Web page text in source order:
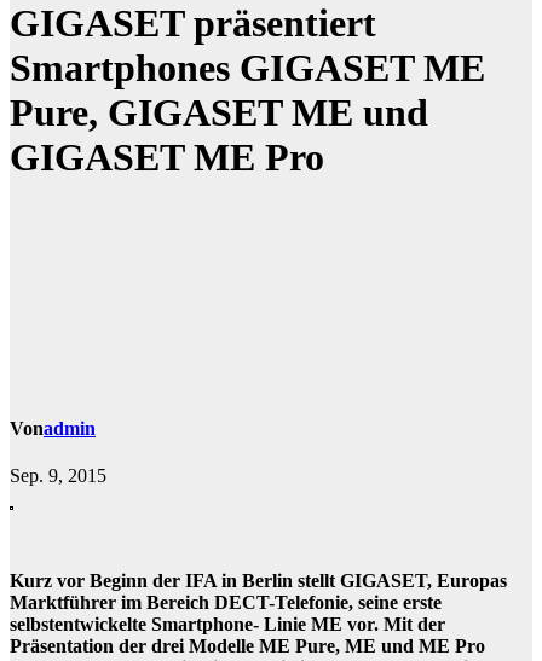
GIGASET präsentiert
Smartphones GIGASET ME
Pure, GIGASET ME und
GIGASET ME Pro
Vonadmin
Sep. 9, 2015
Kurz vor Beginn der IFA in Berlin stellt GIGASET, Europas
Marktführer im Bereich DECT-Telefonie, seine erste
selbstentwickelte Smartphone- Linie ME vor. Mit der
Präsentation der drei Modelle ME Pure, ME und ME Pro